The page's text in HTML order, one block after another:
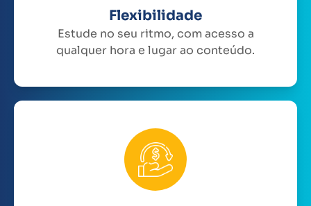
Flexibilidade
Estude no seu ritmo, com acesso a
qualquer hora e lugar ao conteúdo.